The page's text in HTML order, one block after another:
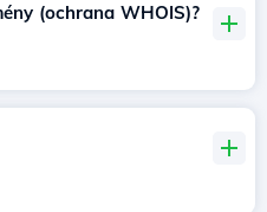
(ochrana WHOIS)?